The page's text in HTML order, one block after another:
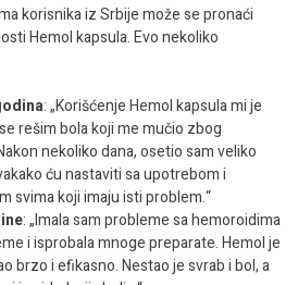
korisnika iz Srbije može se pronaći
Hemol kapsula. Evo nekoliko
: „Korišćenje Hemol kapsula mi je
rešim bola koji me mučio zbog
nekoliko dana, osetio sam veliko
ću nastaviti sa upotrebom i
svima koji imaju isti problem.“
: „Imala sam probleme sa hemoroidima
i isprobala mnoge preparate. Hemol je
brzo i efikasno. Nestao je svrab i bol, a